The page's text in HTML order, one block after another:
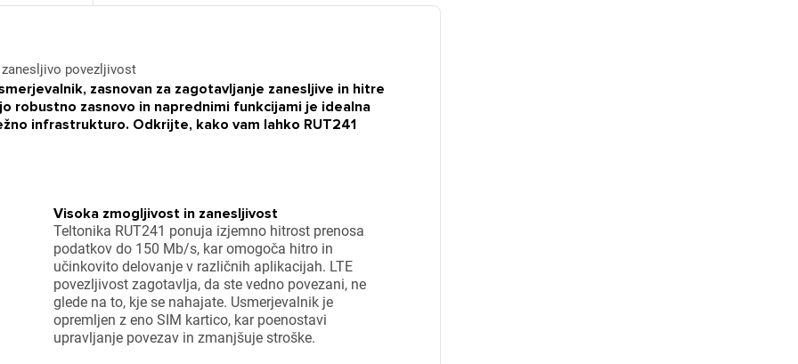
povezljivost
zasnovan za zagotavljanje zanesljive in hitre
robustno zasnovo in naprednimi funkcijami je idealna
infrastrukturo. Odkrijte, kako vam lahko RUT241
Visoka zmogljivost in zanesljivost
Teltonika RUT241 ponuja izjemno hitrost prenosa
podatkov do 150 Mb/s, kar omogoča hitro in
učinkovito delovanje v različnih aplikacijah. LTE
povezljivostzagotavlja, da ste vedno povezani, ne
glede na to, kje se nahajate. Usmerjevalnik je
opremljen z eno SIM kartico, kar poenostavi
upravljanje povezav in zmanjšuje stroške.